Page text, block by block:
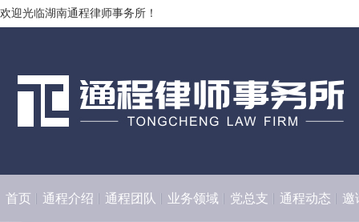
欢迎光临湖南通程律师事务所！
首页 通程介绍 通程团队 业务领域 党总支 通程动态 邀